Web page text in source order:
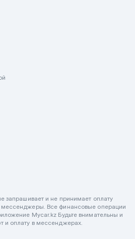
запрашивает и не принимает оплату
мессенджеры. Все финансовые операции
Mycar.kz Будьте внимательны и
и оплату в мессенджерах.